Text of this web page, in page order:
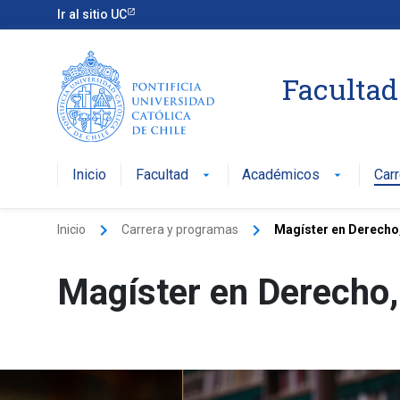
Ir al sitio UC
Inicio Facultad arrow_drop_down Académicos arrow_drop_down
Inicio keyboard_arrow_right Carrera y programas keyboard_arrow_right Magíster en
Magíster en